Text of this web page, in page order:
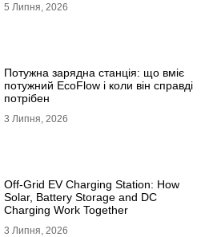
5 Липня, 2026
Потужна зарядна станція: що вміє
потужний EcoFlow і коли він справді
потрібен
3 Липня, 2026
Off-Grid EV Charging Station: How
Solar, Battery Storage and DC
Charging Work Together
3 Липня, 2026